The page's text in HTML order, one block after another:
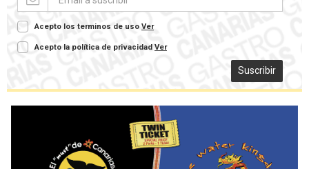
Acepto los terminos de uso Ver
Acepto la política de privacidad Ver
Suscribir